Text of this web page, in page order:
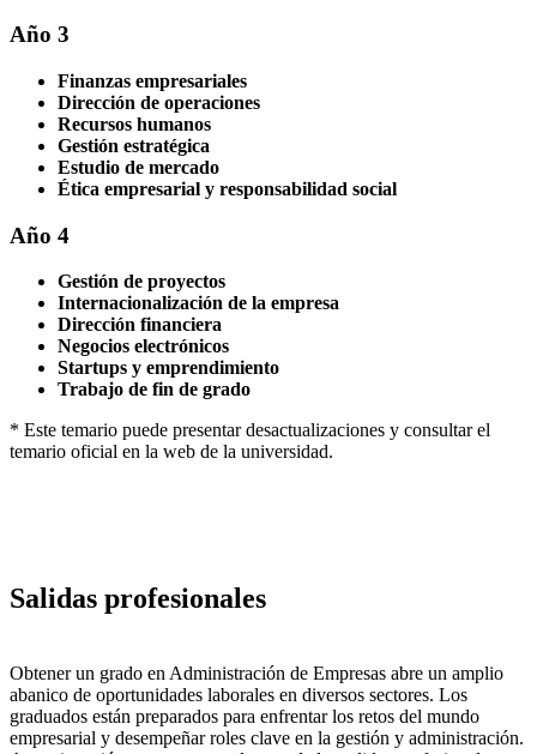
Año 3
Finanzas empresariales
Dirección de operaciones
Recursos humanos
Gestión estratégica
Estudio de mercado
Ética empresarial y responsabilidad social
Año 4
Gestión de proyectos
Internacionalización de la empresa
Dirección financiera
Negocios electrónicos
Startups y emprendimiento
Trabajo de fin de grado
* Este temario puede presentar desactualizaciones y consultar el
temario oficial en la web de la universidad.
Salidas profesionales
Obtener un grado en Administración de Empresas abre un amplio
abanico de oportunidades laborales en diversos sectores. Los
graduados están preparados para enfrentar los retos del mundo
empresarial y desempeñar roles clave en la gestión y administración.